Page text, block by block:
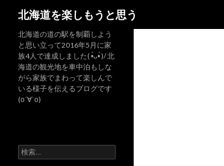
北海道を楽しもうと思う
北海道の道の駅を制覇しよう
と思い立って2016年5月に家
族4人で達成しました( •̀ᴗ•́ )/ 北
海道の観光地を車中泊もしな
がら家族でまわって楽しんで
いる様子を伝えるブログです
(о´∀`о)
検
索